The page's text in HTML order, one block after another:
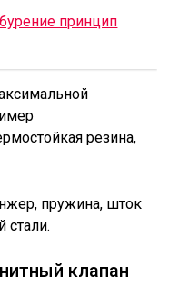
принцип
резина,
пружина, шток
клапан